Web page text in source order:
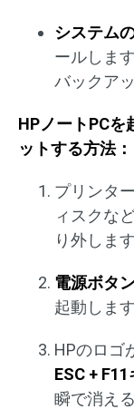
システム
ールしま
バックア
HPノートPCを
ットする方法：
プリンタ
ィスクな
り外します
電源ボタ
起動します
HPのロゴ
ESC +
瞬で消え